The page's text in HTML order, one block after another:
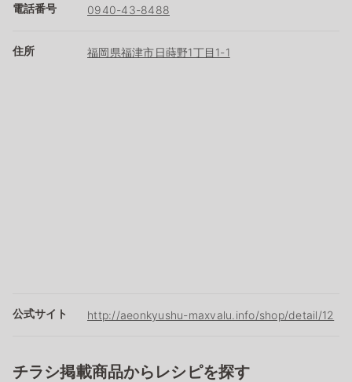
電話番号 0940-43-8488
住所 福岡県福津市日蒔野1丁目1-1
公式サイト http://aeonkyushu-maxvalu.info/shop/detail/12
チラシ掲載商品からレシピを探す